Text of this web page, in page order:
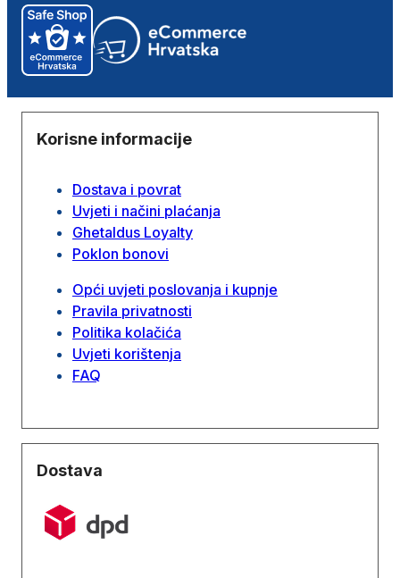
Korisne informacije
Dostava i povrat
Uvjeti i načini plaćanja
Ghetaldus Loyalty
Poklon bonovi
Opći uvjeti poslovanja i kupnje
Pravila privatnosti
Politika kolačića
Uvjeti korištenja
FAQ
Dostava